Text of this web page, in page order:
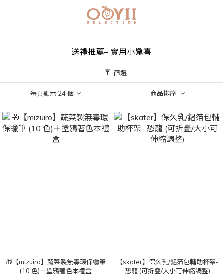
送禮推薦– 實用小驚喜
篩選
每頁顯示 24 個 商品排序
🎁【mizuiro】蔬菜製無毒環保蠟筆
(10 色)＋塗鴉著色本禮盒
【skater】保久乳/鋁箔包輔助杯架-
恐龍 (可折疊/大小可伸縮調整)